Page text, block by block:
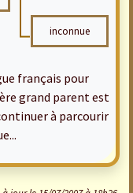
inconnue
français pour
grand parent est
à parcourir